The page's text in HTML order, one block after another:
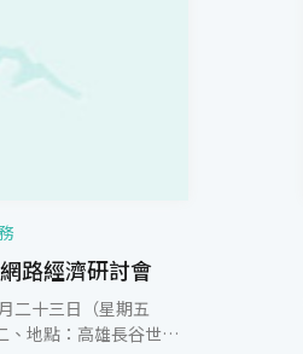
路經濟研討會
二十三日（星期五
、地點：高雄長谷世貿